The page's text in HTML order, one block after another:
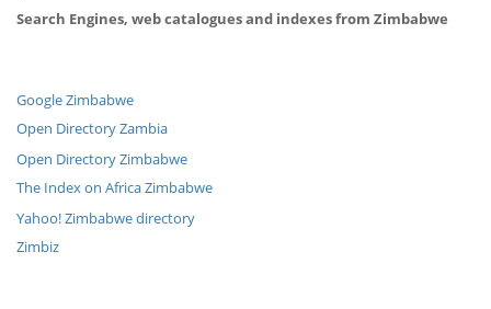
Search Engines, web catalogues and indexes from Zimbabwe
Google Zimbabwe
Open Directory Zambia
Open Directory Zimbabwe
The Index on Africa Zimbabwe
Yahoo! Zimbabwe directory
Zimbiz